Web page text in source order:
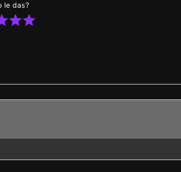
le das?